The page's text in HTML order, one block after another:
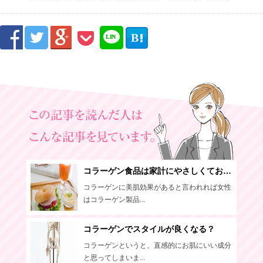
   
LIN
E
B
コラーゲン食品は家計にやさしくておいしい？家族で楽しむコラーゲン生活
コラーゲンに美肌効果があると言われれば女性
はコラーゲン製品...
コラーゲンでスタイルが良くなる？
コラーゲンというと、直感的にお肌にいい成分
と思ってしまいま...